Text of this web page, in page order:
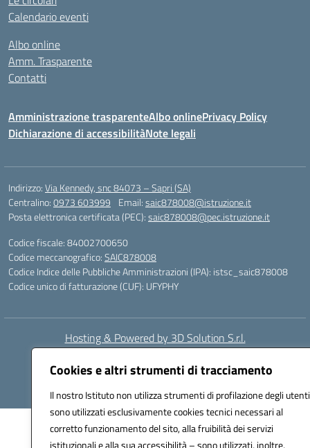
Cookies e altri strumenti di tracciamento
Il nostro Istituto non utilizza strumenti di profilazione degli
sono utilizzati esclusivamente cookies tecnici necessari al
corretto funzionamento del sito, alla fruibilità dei servizi
istituzionali e alla sua accessibilità – sono utilizzati, inoltre,
Calendario eventi
Albo online
Amm. Trasparente
Contatti
Amministrazione trasparenteAlbo onlinePrivacy Policy
Dichiarazione di accessibilitàNote legali
Indirizzo:Via Kennedy, snc 84073 – Sapri (SA)
Centralino:0973 603999 Email:saic878008@istruzione.it
Posta elettronica certificata (PEC):saic878008@pec.istruzione.it
Codice fiscale: 84002700650
Codice meccanografico:SAIC878008
Codice Indice delle Pubbliche Amministrazioni (IPA): istsc_saic878008
Codice unico di fatturazione (CUF): UFYPHY
Hosting & Powered by 3D Solution S.r.l.